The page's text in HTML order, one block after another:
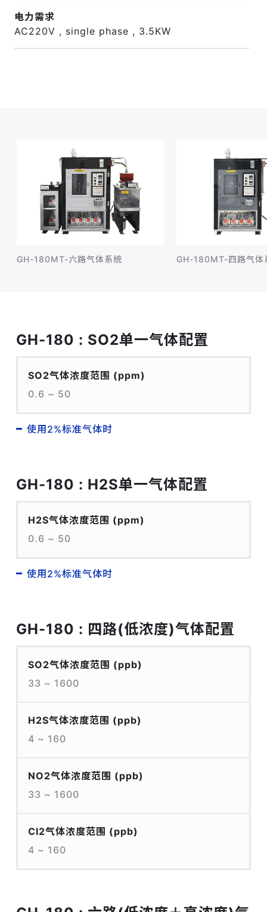
电力需求
AC220V , single phase , 3.5KW
GH-180MT-六路气体系统 GH-180MT-四路气体
GH-180 : SO2单一气体配置
SO2气体浓度范围 (ppm)
0.6 ~ 50
使用2%标准气体时
GH-180 : H2S单一气体配置
H2S气体浓度范围 (ppm)
0.6 ~ 50
使用2%标准气体时
GH-180 : 四路(低浓度)气体配置
SO2气体浓度范围 (ppb)
33 ~ 1600
H2S气体浓度范围 (ppb)
4 ~ 160
NO2气体浓度范围 (ppb)
33 ~ 1600
Cl2气体浓度范围 (ppb)
4 ~ 160